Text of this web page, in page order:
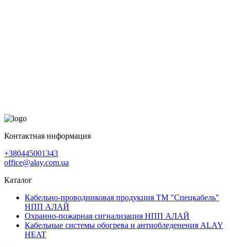
Контактная информация
+380445001343
office@alay.com.ua
Каталог
Кабельно-проводниковая продукция ТМ "Спецкабель"
НПП АЛАЙ
Охранно-пожарная сигнализация НПП АЛАЙ
Кабельные системы обогрева и антиобледенения ALAY
HEAT